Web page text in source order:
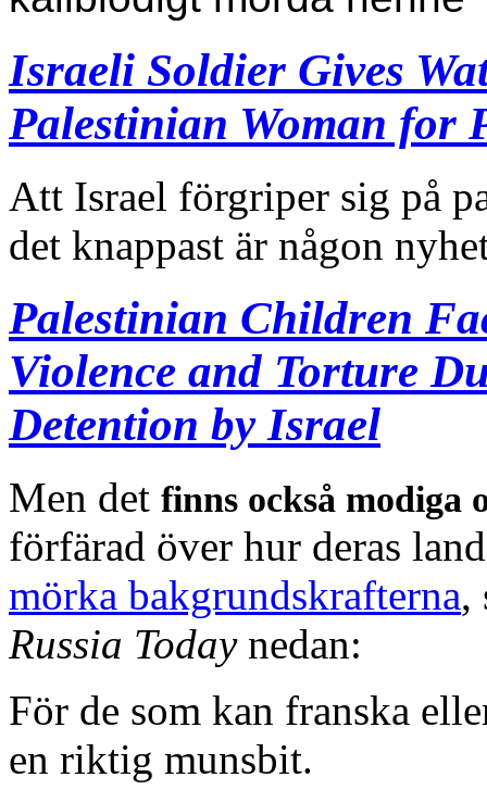
Israeli Soldier Gives
Palestinian Woman for
Att Israel förgriper sig på
det knappast är någon
Palestinian Children
Violence and Torture
Detention by Israel
Men det finns också modiga
förfärad över hur deras
mörka bakgrundskrafterna,
Russia Todaynedan:
För de som kan franska
en riktig munsbit.